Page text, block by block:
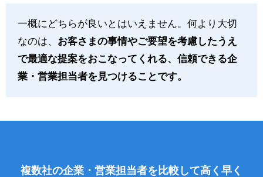
一概にどちらが良いとはいえません。何より大切
なのは、 お客さまの事情やご要望を考慮したうえ
で最適な提案をおこなってくれる、信頼できる企
業・営業担当者を見つけることです。
複数社の企業・営業担当者を比較して高く早く